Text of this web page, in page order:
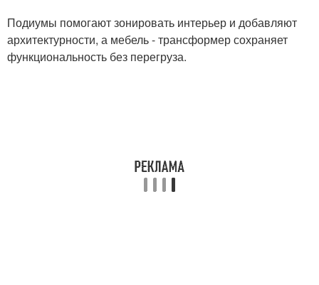
Подиумы помогают зонировать интерьер и добавляют
архитектурности, а мебель - трансформер сохраняет
функциональность без перегруза.